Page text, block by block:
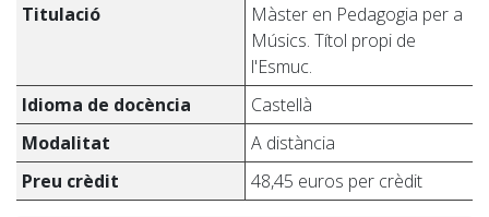
Titulació
Màster en Pedagogia per a
Músics. Títol propi de
l'Esmuc.
Idioma de docència
Castellà
Modalitat
A distància
Preu crèdit
48,45 euros per crèdit